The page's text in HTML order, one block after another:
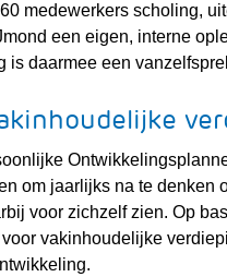
medewerkers scholing,
een eigen, interne
is daarmee een
om jaarlijks na te
voor zichzelf zien. Op
vakinhoudelijke